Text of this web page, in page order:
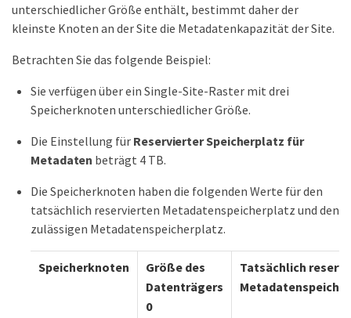
unterschiedlicher Größe enthält, bestimmt daher der
kleinste Knoten an der Site die Metadatenkapazität der Site.
Betrachten Sie das folgende Beispiel:
Sie verfügen über ein Single-Site-Raster mit drei
Speicherknoten unterschiedlicher Größe.
Die Einstellung für Reservierter Speicherplatz für
Metadaten beträgt 4 TB.
Die Speicherknoten haben die folgenden Werte für den
tatsächlich reservierten Metadatenspeicherplatz und den
zulässigen Metadatenspeicherplatz.
Speicherknoten
Größe des
Datenträgers
0
Tatsächlich